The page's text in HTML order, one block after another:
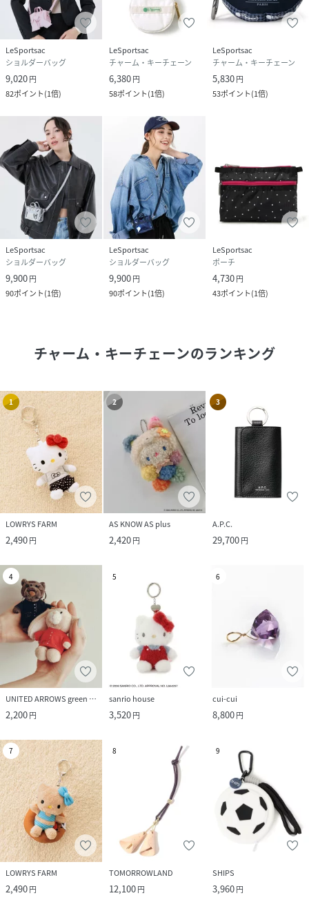
LeSportsac
ショルダーバッグ
9,020円
82ポイント(1倍)
LeSportsac
チャーム・キーチェーン
6,380円
58ポイント(1倍)
LeSportsac
チャーム・キーチェーン
5,830円
53ポイント(1倍)
LeSportsac
ショルダーバッグ
9,900円
90ポイント(1倍)
LeSportsac
ショルダーバッグ
9,900円
90ポイント(1倍)
LeSportsac
ポーチ
4,730円
43ポイント(1倍)
チャーム・キーチェーンのランキング
1
LOWRYS FARM
2,490円
2
AS KNOW AS plus
2,420円
3
A.P.C.
29,700円
4
UNITED ARROWS green label relaxing
2,200円
5
sanrio house
3,520円
6
cui-cui
8,800円
7
LOWRYS FARM
2,490円
8
TOMORROWLAND
12,100円
9
SHIPS
3,960円